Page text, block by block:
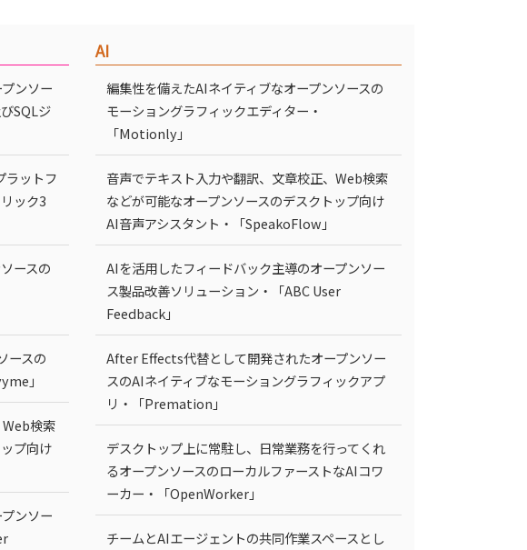
ンソー
SQLジ
ラットフ
ック3
ースの
ースの
」
検索
プ向け
ンソー
AI
編集性を備えたAIネイティブなオープンソースの
モーショングラフィックエディター・
「Motionly」
音声でテキスト入力や翻訳、文章校正、Web検索
などが可能なオープンソースのデスクトップ向け
AI音声アシスタント・「SpeakoFlow」
AIを活用したフィードバック主導のオープンソー
ス製品改善ソリューション・「ABC User
Feedback」
After Effects代替として開発されたオープンソー
スのAIネイティブなモーショングラフィックアプ
リ・「Premation」
デスクトップ上に常駐し、日常業務を行ってくれ
るオープンソースのローカルファーストなAIコワ
ーカー・「OpenWorker」
チームとAIエージェントの共同作業スペースとし